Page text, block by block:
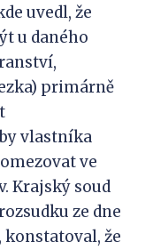
uvedl, že
u daného
primárně
vlastníka
ve
Krajský soud
ze dne
konstatoval, že